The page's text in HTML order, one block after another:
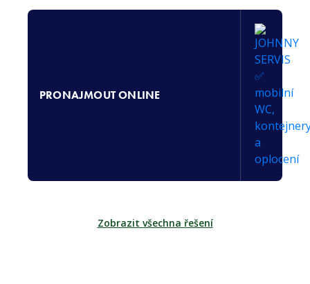
PRONAJMOUT ONLINE
Zobrazit všechna řešení